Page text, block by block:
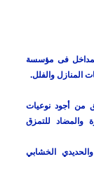
فى مؤسسة
المنازل والفلل.
من أجود نوعيات
للتمزق
الخشابي